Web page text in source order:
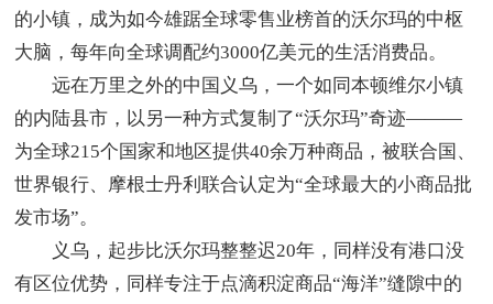
的小镇，成为如今雄踞全球零售业榜首的沃尔玛的中枢
大脑，每年向全球调配约3000亿美元的生活消费品。
远在万里之外的中国义乌，一个如同本顿维尔小镇
的内陆县市，以另一种方式复制了“沃尔玛”奇迹———
为全球215个国家和地区提供40余万种商品，被联合国、
世界银行、摩根士丹利联合认定为“全球最大的小商品批
发市场”。
义乌，起步比沃尔玛整整迟20年，同样没有港口没
有区位优势，同样专注于点滴积淀商品“海洋”缝隙中的